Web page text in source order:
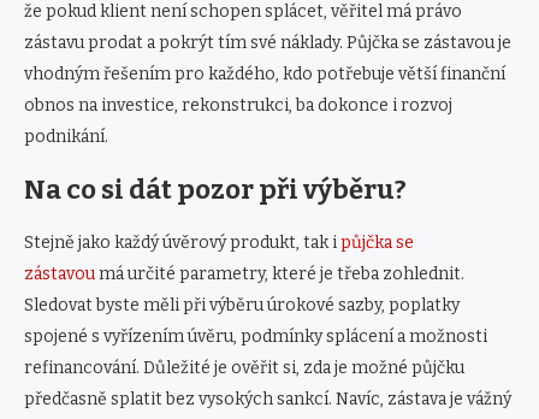
že pokud klient není schopen splácet, věřitel má právo
zástavu prodat a pokrýt tím své náklady. Půjčka se zástavou je
vhodným řešením pro každého, kdo potřebuje větší finanční
obnos na investice, rekonstrukci, ba dokonce i rozvoj
podnikání.
Na co si dát pozor při výběru?
Stejně jako každý úvěrový produkt, tak ipůjčka se
zástavoumá určité parametry, které je třeba zohlednit.
Sledovat byste měli při výběru úrokové sazby, poplatky
spojené s vyřízením úvěru, podmínky splácení a možnosti
refinancování. Důležité je ověřit si, zda je možné půjčku
předčasně splatit bez vysokých sankcí. Navíc, zástava je vážný